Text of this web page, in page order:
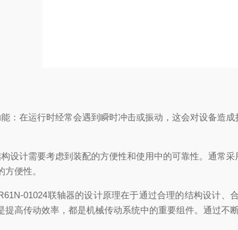
在运行时经常会遇到瞬时冲击或振动，这会对设备造成
计需要考虑到装配的方便性和使用中的可靠性。通常采
便性。
01024联轴器的设计原理在于通过合理的结构设计、
提高传动效率，都是机械传动系统中的重要组件。通过不